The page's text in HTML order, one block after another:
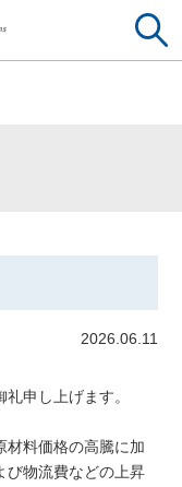
2026.06.11
申し上げます。
材料価格の高騰に加
び物流費などの上昇